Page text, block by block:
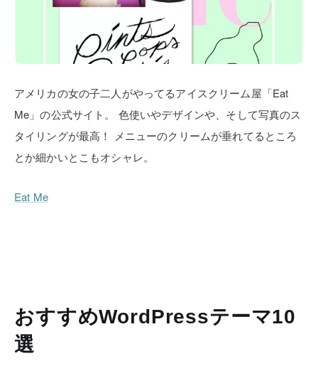
アメリカの女の子二人がやってるアイスクリーム屋「Eat
Me」の公式サイト。
色使いやデザインや、そして写真のス
タイリングが最高！
メニューのクリームが垂れてるところ
とか細かいとこもオシャレ。
Eat Me
おすすめWordPressテーマ10
選